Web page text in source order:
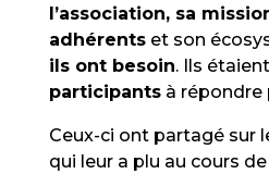
l’association, sa
adhérentset son
ils ont besoin. Ils étaient
participantsà répondre
Ceux-ci ont partagé sur
qui leur a plu au cours